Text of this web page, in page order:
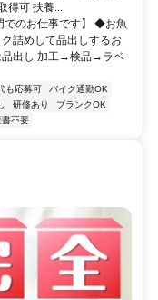
得可 扶養...
でのお仕事です】 ◆お魚
詰めして品出しするお
品出し 加工→検品→ラベ
も応募可
バイク通勤OK
研修あり
ブランクOK
書不要